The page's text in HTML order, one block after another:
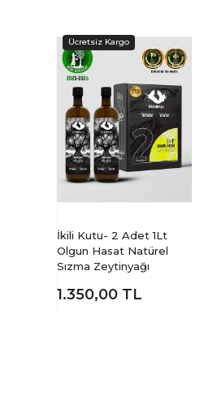
İkili Kutu- 2 Adet 1Lt
Olgun Hasat Natürel
Sızma Zeytinyağı
1.350,00 TL